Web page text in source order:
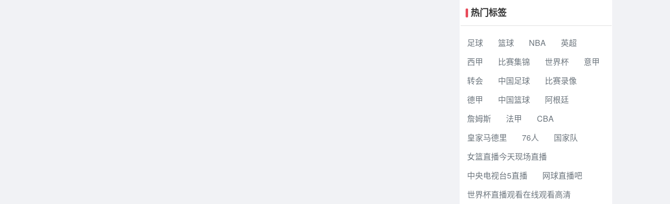
热门标签
足球 篮球 NBA
英超
西甲
比赛集锦 世界杯
意甲
转会
中国足球
比赛录像
德甲
中国篮球
阿根廷
詹姆斯
法甲
CBA
皇家马德里
76人
国家队
女篮直播今天现场直播
中央电视台5直播
网球直播吧
世界杯直播观看在线观看高清